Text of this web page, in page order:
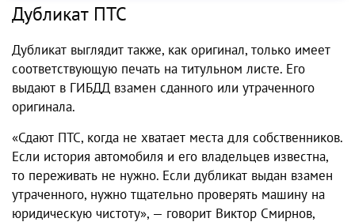
Дубликат ПТС
Дубликат выглядит также, как оригинал, только имеет
соответствующую печать на титульном листе. Его
выдают в ГИБДД взамен сданного или утраченного
оригинала.
«Сдают ПТС, когда не хватает места для собственников.
Если история автомобиля и его владельцев известна,
то переживать не нужно. Если дубликат выдан взамен
утраченного, нужно тщательно проверять машину на
юридическую чистоту», — говорит Виктор Смирнов,